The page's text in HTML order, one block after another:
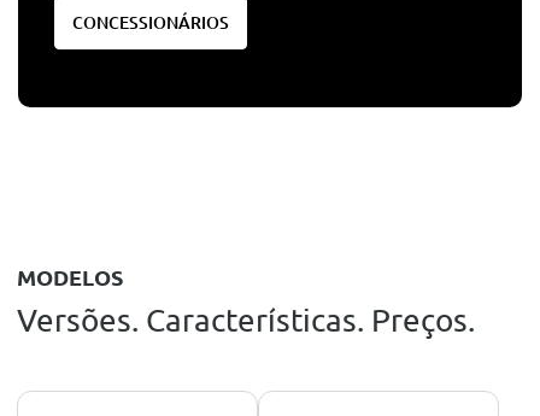
CONCESSIONÁRIOS
MODELOS
Versões. Características. Preços.